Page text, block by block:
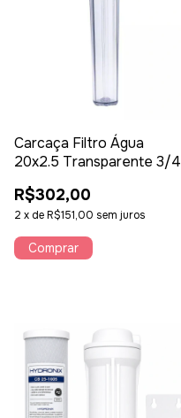
Carcaça Filtro Água
20x2.5 Transparente 3/4
R$302,00
2 x deR$151,00 sem juros
Comprar